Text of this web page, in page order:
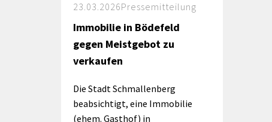
23.03.2026Pressemitteilung
Immobilie in Bödefeld
gegen Meistgebot zu
verkaufen
Die Stadt Schmallenberg
beabsichtigt, eine Immobilie
(ehem. Gasthof) in